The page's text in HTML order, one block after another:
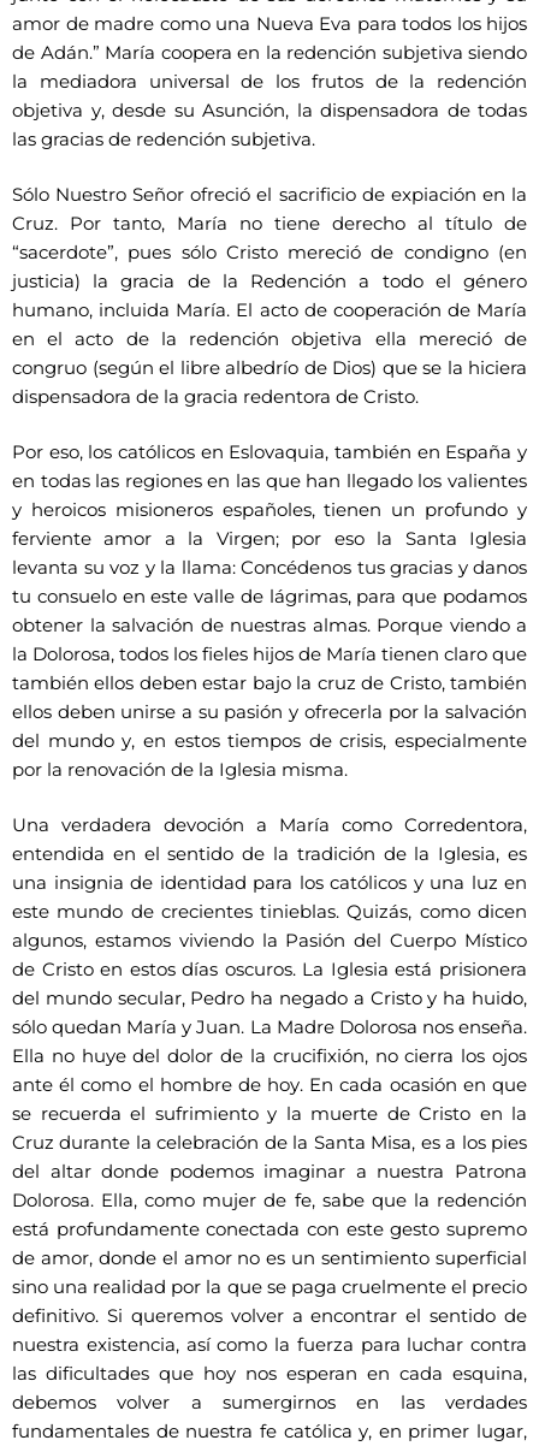
amor de madre como una Nueva Eva para todos los hijos
de Adán.” María coopera en la redención subjetiva siendo
la mediadora universal de los frutos de la redención
objetiva y, desde su Asunción, la dispensadora de todas
las gracias de redención subjetiva.
Sólo Nuestro Señor ofreció el sacrificio de expiación en la
Cruz. Por tanto, María no tiene derecho al título de
“sacerdote”, pues sólo Cristo mereció de condigno (en
justicia) la gracia de la Redención a todo el género
humano, incluida María. El acto de cooperación de María
en el acto de la redención objetiva ella mereció de
congruo (según el libre albedrío de Dios) que se la hiciera
dispensadora de la gracia redentora de Cristo.
Por eso, los católicos en Eslovaquia, también en España y
en todas las regiones en las que han llegado los valientes
y heroicos misioneros españoles, tienen un profundo y
ferviente amor a la Virgen; por eso la Santa Iglesia
levanta su voz y la llama: Concédenos tus gracias y danos
tu consuelo en este valle de lágrimas, para que podamos
obtener la salvación de nuestras almas. Porque viendo a
la Dolorosa, todos los fieles hijos de María tienen claro que
también ellos deben estar bajo la cruz de Cristo, también
ellos deben unirse a su pasión y ofrecerla por la salvación
del mundo y, en estos tiempos de crisis, especialmente
por la renovación de la Iglesia misma.
Una verdadera devoción a María como Corredentora,
entendida en el sentido de la tradición de la Iglesia, es
una insignia de identidad para los católicos y una luz en
este mundo de crecientes tinieblas. Quizás, como dicen
algunos, estamos viviendo la Pasión del Cuerpo Místico
de Cristo en estos días oscuros. La Iglesia está prisionera
del mundo secular, Pedro ha negado a Cristo y ha huido,
sólo quedan María y Juan. La Madre Dolorosa nos enseña.
Ella no huye del dolor de la crucifixión, no cierra los ojos
ante él como el hombre de hoy. En cada ocasión en que
se recuerda el sufrimiento y la muerte de Cristo en la
Cruz durante la celebración de la Santa Misa, es a los pies
del altar donde podemos imaginar a nuestra Patrona
Dolorosa. Ella, como mujer de fe, sabe que la redención
está profundamente conectada con este gesto supremo
de amor, donde el amor no es un sentimiento superficial
sino una realidad por la que se paga cruelmente el precio
definitivo. Si queremos volver a encontrar el sentido de
nuestra existencia, así como la fuerza para luchar contra
las dificultades que hoy nos esperan en cada esquina,
debemos volver a sumergirnos en las verdades
fundamentales de nuestra fe católica y, en primer lugar,